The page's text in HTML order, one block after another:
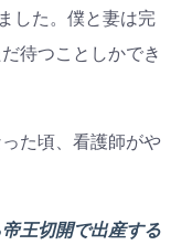
した。僕と妻は完
待つことしかでき
た頃、看護師がや
王切開で出産する